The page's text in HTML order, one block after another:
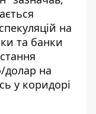
на
та банки
долар на
у коридорі